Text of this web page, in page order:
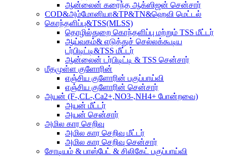
ஆன்லைன் கரைந்த ஆக்ஸிஜன் சென்சார்
COD&அம்மோனியா&TP&TN&ஹெவி மெட்டல்
கொந்தளிப்பு&TSS(MLSS)
தொழில்துறை கொந்தளிப்பு மற்றும் TSS மீட்டர்
ஆய்வகம்& எடுத்துச் செல்லக்கூடிய
டர்பிடிட்டி&TSS மீட்டர்
ஆன்லைன் டர்பிடிட்டி & TSS சென்சார்
மீதமுள்ள குளோரின்
எஞ்சிய குளோரின் பகுப்பாய்வி
எஞ்சிய குளோரின் சென்சார்
அயன் (F-,CL-,Ca2+,NO3-,NH4+ போன்றவை)
அயன் மீட்டர்
அயன் சென்சார்
அமில கார செறிவு
அமில கார செறிவு மீட்டர்
அமில கார செறிவு சென்சார்
சோடியம் & பாஸ்பேட் & சிலிகேட் பகுப்பாய்வி